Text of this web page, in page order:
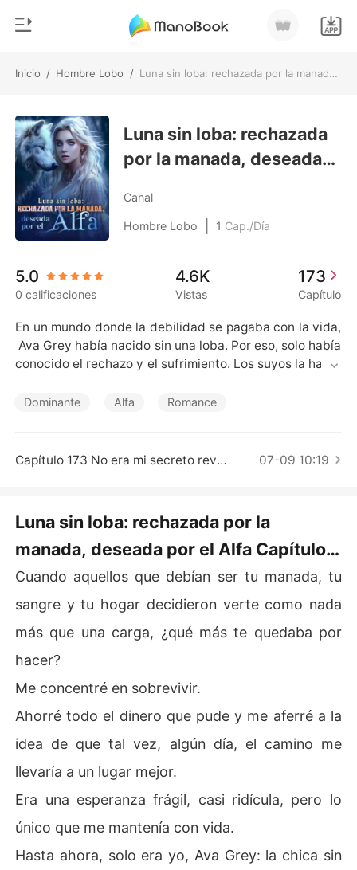
Inicio / Hombre Lobo / Luna sin loba: rechazada por la manada, deseada por el Alfa
0
Recargar
Historia
Salir
Instalar APP
Género
Moderno
Hombre Lobo
Cuentos
Urbano
Cuentos Cortos
Luna sin loba: rechazada
por la manada, deseada
Canal
Hombre Lobo 1 Cap./Día
5.0
0 calificaciones
4.6K
Vistas
173
Capítulo
En un mundo donde la debilidad se pagaba con la vida,
Ava Grey había nacido sin una loba. Por eso, solo había
conocido el rechazo y el sufrimiento. Los suyos la había
ecreto que aún no lograba comprender.
s, en la noche de la Gala Lunar, su vida cambió.
a a Lucas Westwood, el Alfa de la manada rival, justo el
hombre del que debería haberse mantenido alejada.
Rodeada de odio, de conflictos crecientes y de un dest
ino del que no podía escapar, Ava terminó por compren
ción. Era un poder que otros anhelaban y temían a la ve
z.
Conforme crecía la tensión, las manadas se encaminab
an hacia la guerra. Las alianzas comenzaron a rompers
elarse lentamente. El verdadero peligro no era el monst
ruo contra el que creían estar luchando.
Dominante Alfa Romance
Capítulo 173 No era mi secreto revelarlo 07-09 10:19
Luna sin loba: rechazada por la
manada, deseada por el Alfa Capítulo 1
Me estaban observando
Cuando aquellos que debían ser tu manada, tu
sangre y tu hogar decidieron verte como nada
más que una carga, ¿qué más te quedaba por
hacer?
Me concentré en sobrevivir.
Ahorré todo el dinero que pude y me aferré a la
idea de que tal vez, algún día, el camino me
llevaría a un lugar mejor.
Era una esperanza frágil, casi ridícula, pero lo
único que me mantenía con vida.
Hasta ahora, solo era yo, Ava Grey: la chica sin